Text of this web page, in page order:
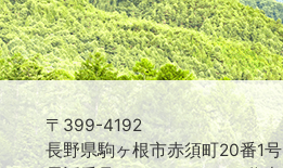
〒399-4192
長野県駒ヶ根市赤須町20番1号